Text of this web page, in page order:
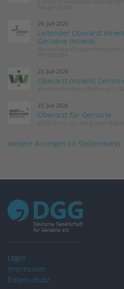
29. Juli 2026
Leitender Oberarzt
Geriatrie (m/w/d)
23. Juli 2026
Oberarzt (m/w/d)
23. Juli 2026
Oberarzt für Geriatrie
weitere Anzeigen im Stellenmarkt
Login
Impressum
Datenschutz